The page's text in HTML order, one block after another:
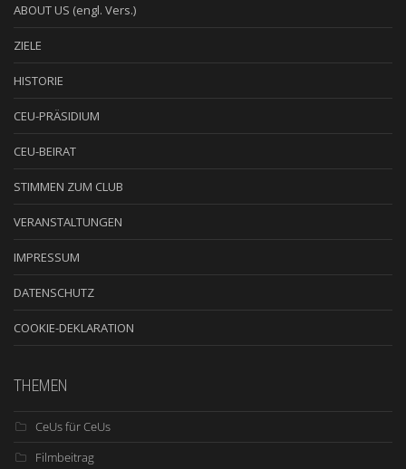
ABOUT US (engl. Vers.)
ZIELE
HISTORIE
CEU-PRÄSIDIUM
CEU-BEIRAT
STIMMEN ZUM CLUB
VERANSTALTUNGEN
IMPRESSUM
DATENSCHUTZ
COOKIE-DEKLARATION
THEMEN
CeUs für CeUs
Filmbeitrag